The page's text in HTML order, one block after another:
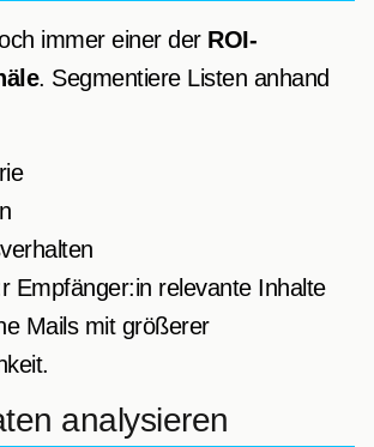
immer einer der ROI-
. Segmentiere Listen anhand
Empfänger:in relevante Inhalte
Mails mit größerer
analysieren